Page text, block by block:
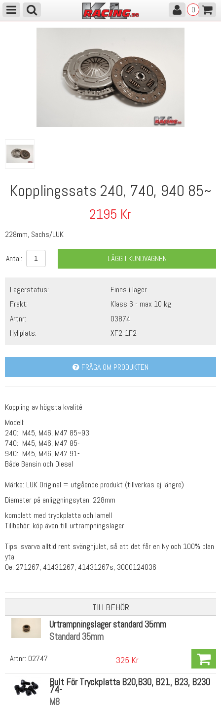
0
Kopplingssats 240, 740, 940 85~
2195 Kr
228mm, Sachs/LUK
Antal: LÄGG I KUNDVAGNEN
Lagerstatus:
Finns i lager
Frakt:
Klass 6 - max 10 kg
Artnr:
03874
Hyllplats:
XF2-1F2
FRÅGA OM PRODUKTEN
Koppling av högsta kvalité
Modell:
240: M45, M46, M47 85~93
740: M45, M46, M47 85-
940: M45, M46, M47 91-
Både Bensin och Diesel
Märke: LUK Original = utgående produkt (tillverkas ej längre)
Diameter på anliggningsytan: 228mm
komplett med tryckplatta och lamell
Tillbehör: köp även till urtrampningslager
Tips: svarva alltid rent svänghjulet, så att det får en Ny och 100% plan
yta
Oe: 271267, 41431267, 41431267s, 3000124036
TILLBEHÖR
Artnr: 02747
Urtrampningslager standard 35mm
Standard 35mm
325 Kr
Bult För Tryckplatta B20,B30, B21, B23, B230
74-
M8